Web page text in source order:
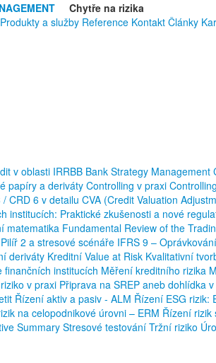
Chytře na rizika
Produkty a služby Reference Kontakt Články
v oblasti IRRBB Bank Strategy Management
papíry a deriváty Controlling v praxi
/ CRD 6 v detailu CVA (Credit Valuation
institucích: Praktické zkušenosti a nové
matematika Fundamental Review of the
Pilíř 2 a stresové scénáře IFRS 9 –
deriváty Kreditní Value at Risk Kvalitativní
finančních institucích Měření kreditního rizika
v praxi Připrava na SREP aneb dohlídka
Řízení aktiv a pasiv - ALM Řízení ESG rizik:
na celopodnikové úrovni – ERM Řízení rizik
Summary Stresové testování Tržní riziko